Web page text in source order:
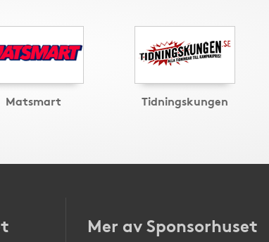
Matsmart Tidningskungen
Mer av Sponsorhuset